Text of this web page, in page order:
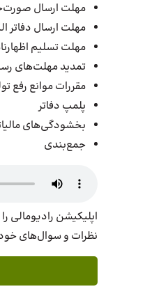
مهلت ارسال
مهلت ارسال دفاتر
مهلت تسلیم
تمدید مهلت‌های
مقررات موانع رفع
پلمپ دفاتر
بخشودگی‌های
جمع‌بندی
اپلیکیشن رادیومالی
نظرات و سوال‌های خود